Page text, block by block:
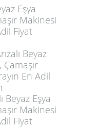
Eşya
Makinesi
Fiyat
Beyaz
En Adil
Beyaz Eşya
Makinesi
Fiyat